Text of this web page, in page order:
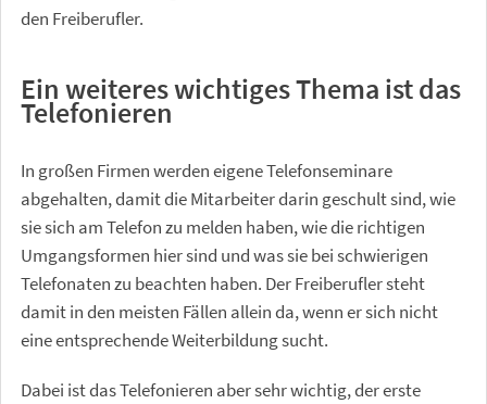
den Freiberufler.
Ein weiteres wichtiges Thema ist das
Telefonieren
In großen Firmen werden eigene Telefonseminare
abgehalten, damit die Mitarbeiter darin geschult sind, wie
sie sich am Telefon zu melden haben, wie die richtigen
Umgangsformen hier sind und was sie bei schwierigen
Telefonaten zu beachten haben. Der Freiberufler steht
damit in den meisten Fällen allein da, wenn er sich nicht
eine entsprechende Weiterbildung sucht.
Dabei ist das Telefonieren aber sehr wichtig, der erste